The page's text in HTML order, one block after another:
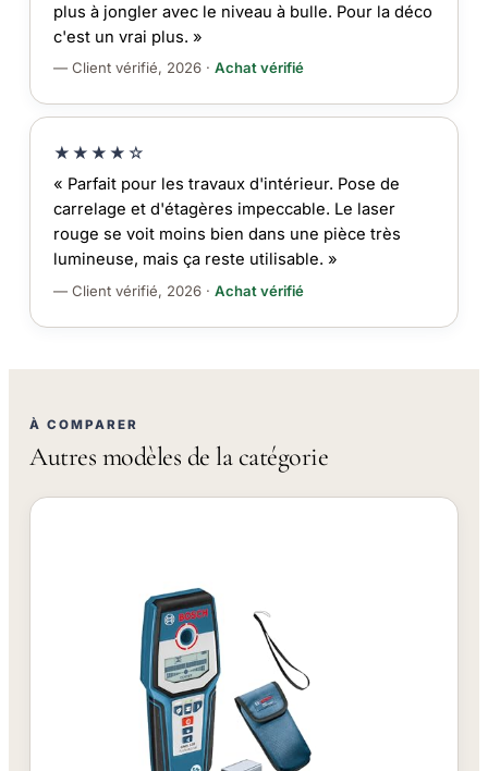
plus à jongler avec le niveau à bulle. Pour la déco
c'est un vrai plus. »
— Client vérifié, 2026 · Achat vérifié
★★★★☆
« Parfait pour les travaux d'intérieur. Pose de
carrelage et d'étagères impeccable. Le laser
rouge se voit moins bien dans une pièce très
lumineuse, mais ça reste utilisable. »
— Client vérifié, 2026 · Achat vérifié
À COMPARER
Autres modèles de la catégorie